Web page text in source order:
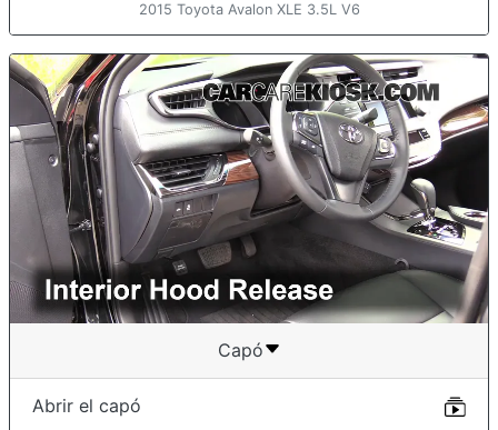
2015 Toyota Avalon XLE 3.5L V6
Capó
Abrir el capó